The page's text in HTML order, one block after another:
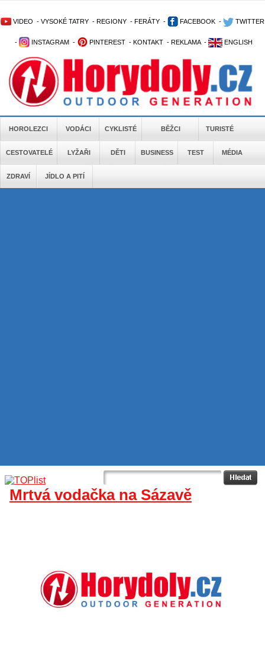
VIDEO - VYSOKÉ TATRY - REGIONY - FERÁTY - FACEBOOK - TWITTER
- INSTAGRAM - PINTEREST - KONTAKT - REKLAMA - ENGLISH
HOROLEZCI VODÁCI CYKLISTÉ BĚŽCI TURISTÉ
CESTOVATELÉ LYŽAŘI DĚTI BUSINESS TEST MÉDIA
ZDRAVÍ JÍDLO A PITÍ
Mrtvá vodačka na Sázavě